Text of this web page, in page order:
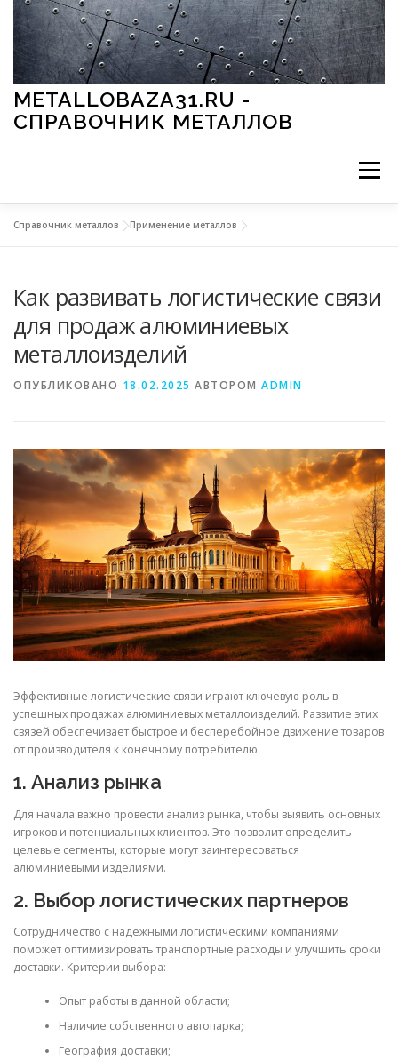
Перейти к содержимому
METALLOBAZA31.RU -
СПРАВОЧНИК МЕТАЛЛОВ
Меню
МЕТАЛЛЫ И ОКРУЖАЮЩАЯ СРЕДА
ПРИМЕНЕНИЕ МЕТАЛЛОВ
СТАТЬИ
Справочник металлов »Применение металлов
Как развивать логистические связи
для продаж алюминиевых
металлоизделий
ОПУБЛИКОВАНО 18.02.2025 АВТОРОМ ADMIN
Эффективные логистические связи играют ключевую роль в
успешных продажах алюминиевых металлоизделий. Развитие этих
связей обеспечивает быстрое и бесперебойное движение товаров
от производителя к конечному потребителю.
1. Анализ рынка
Для начала важно провести анализ рынка, чтобы выявить основных
игроков и потенциальных клиентов. Это позволит определить
целевые сегменты, которые могут заинтересоваться
алюминиевыми изделиями.
2. Выбор логистических партнеров
Сотрудничество с надежными логистическими компаниями
поможет оптимизировать транспортные расходы и улучшить сроки
доставки. Критерии выбора:
Опыт работы в данной области;
Наличие собственного автопарка;
География доставки;